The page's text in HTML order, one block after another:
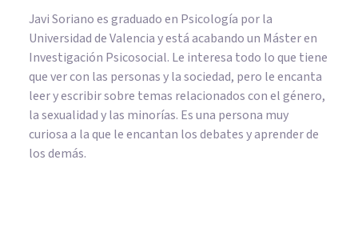
Javi Soriano es graduado en Psicología por la
Universidad de Valencia y está acabando un Máster en
Investigación Psicosocial. Le interesa todo lo que tiene
que ver con las personas y la sociedad, pero le encanta
leer y escribir sobre temas relacionados con el género,
la sexualidad y las minorías. Es una persona muy
curiosa a la que le encantan los debates y aprender de
los demás.